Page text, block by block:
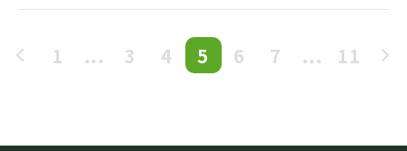
1 ... 3 4 5 6 7 ... 11